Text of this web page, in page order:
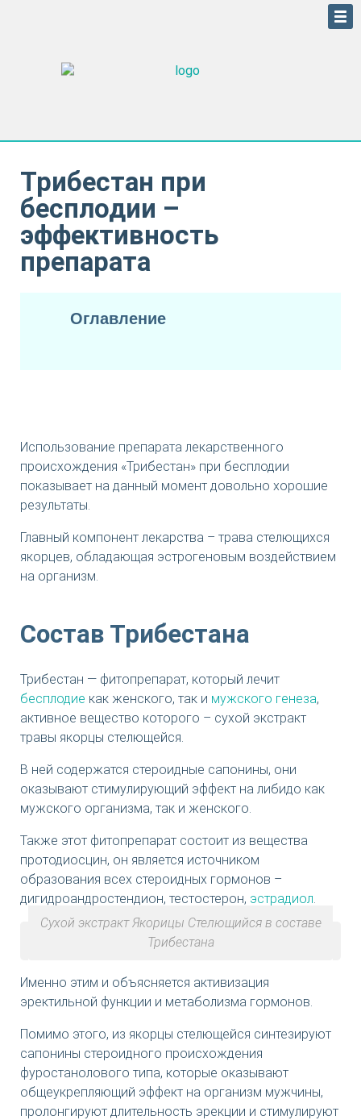
Трибестан при
бесплодии –
эффективность
препарата
Оглавление
Использование препарата лекарственного
происхождения «Трибестан» при бесплодии
показывает на данный момент довольно хорошие
результаты.
Главный компонент лекарства – трава стелющихся
якорцев, обладающая эстрогеновым воздействием
на организм.
Состав Трибестана
Трибестан — фитопрепарат, который лечит
бесплодие как женского, так и мужского генеза,
активное вещество которого – сухой экстракт
травы якорцы стелющейся.
В ней содержатся стероидные сапонины, они
оказывают стимулирующий эффект на либидо как
мужского организма, так и женского.
Также этот фитопрепарат состоит из вещества
протодиосцин, он является источником
образования всех стероидных гормонов –
дигидроандростендион, тестостерон, эстрадиол.
Сухой экстракт Якорицы Стелющийся в составе
Трибестана
Именно этим и объясняется активизация
эректильной функции и метаболизма гормонов.
Помимо этого, из якорцы стелющейся синтезируют
сапонины стероидного происхождения
фуростанолового типа, которые оказывают
общеукрепляющий эффект на организм мужчины,
пролонгируют длительность эрекции и стимулируют